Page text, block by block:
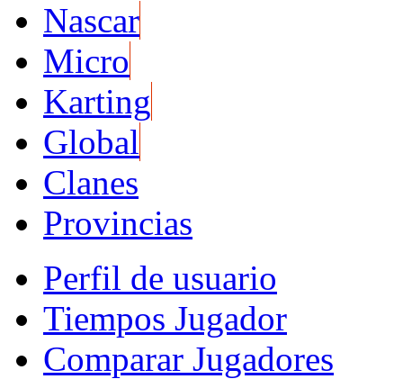
Nascar
Micro
Karting
Global
Clanes
Provincias
Perfil de usuario
Tiempos Jugador
Comparar Jugadores